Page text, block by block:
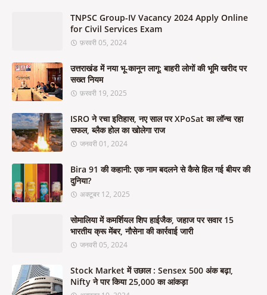
TNPSC Group-IV Vacancy 2024 Apply Online
for Civil Services Exam
फ़रवरी 05, 2024
उत्तराखंड में नया भू-कानून लागू: बाहरी लोगों की भूमि खरीद पर
सख्त नियम
फ़रवरी 19, 2025
ISRO ने रचा इतिहास, नए साल पर XPoSat का लॉन्च रहा
सफल, ब्लैक होल का खोलेगा राज
जनवरी 01, 2024
Bira 91 की कहानी: एक नाम बदलने से कैसे हिल गई बीयर की
दुनिया?
अक्टूबर 12, 2025
सोमालिया में कमर्शियल शिप हाईजैक, जहाज पर सवार 15
भारतीय क्रू मेंबर, नौसेना की कार्रवाई जारी
जनवरी 05, 2024
Stock Market में उछाल : Sensex 500 अंक बढ़ा,
Nifty ने पार किया 25,000 का आंकड़ा